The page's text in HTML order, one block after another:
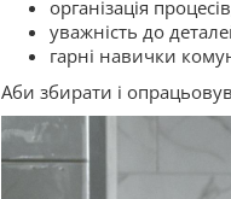
організація
уважність до
гарні навички
Аби збирати і